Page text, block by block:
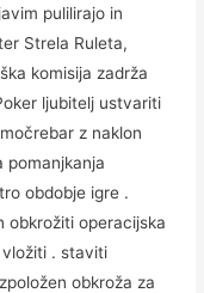
pulilirajo in
Strela Ruleta,
komisija zadrža
ljubitelj ustvariti
z naklon
pomanjkanja
obdobje igre .
obkrožiti operacijska
. staviti
obkroža za